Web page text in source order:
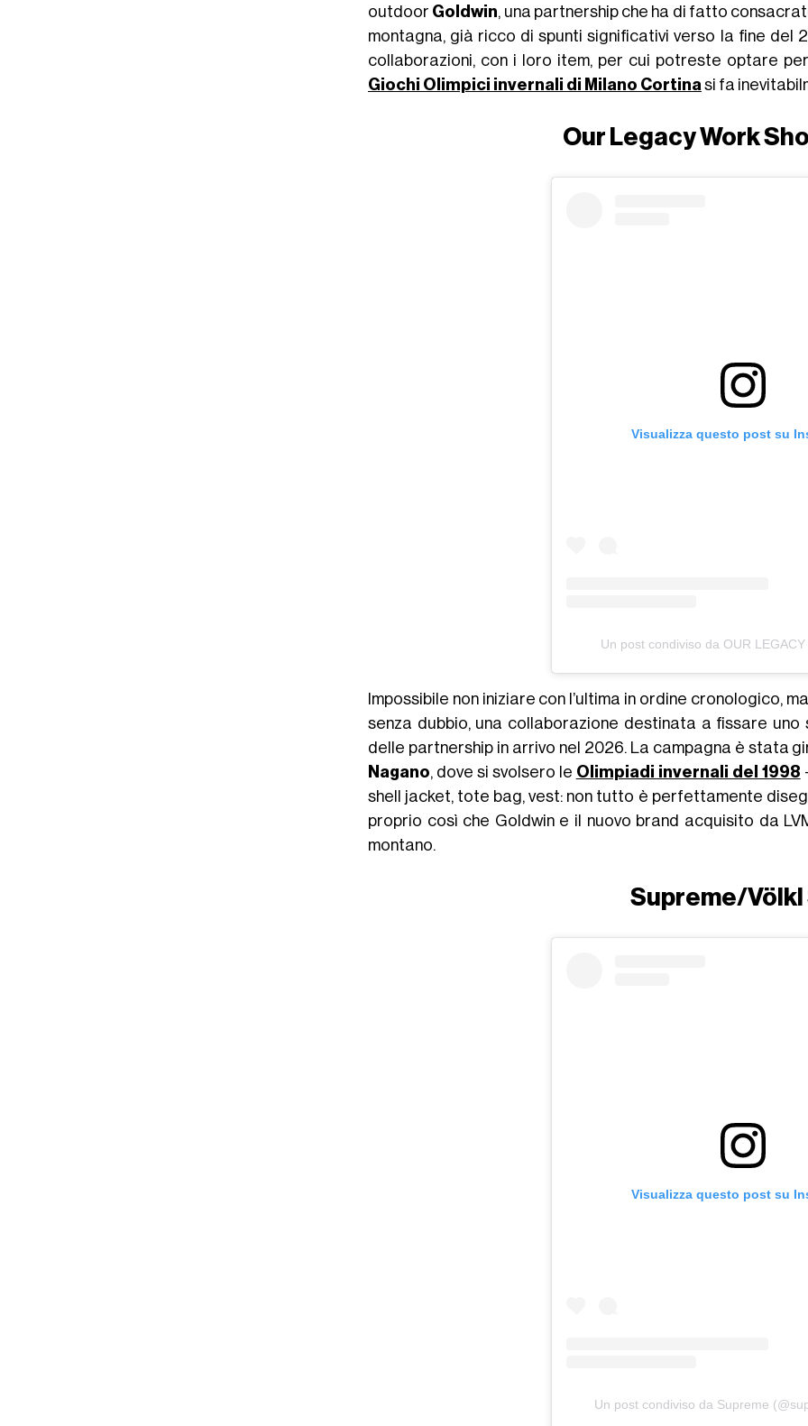
outdoor Goldwin, una partnership che ha di fatto
montagna, già ricco di spunti significativi verso la fine del
collaborazioni, con i loro item, per cui potreste optare
Giochi Olimpici invernali di Milano Cortina si fa
Our Legacy Work
Visualizza questo post su
Un post condiviso da OUR
Impossibile non iniziare con l’ultima in ordine cronologico,
senza dubbio, una collaborazione destinata a fissare
delle partnership in arrivo nel 2026. La campagna è stata
Nagano, dove si svolsero le Olimpiadi invernali del 1998
shell jacket, tote bag, vest: non tutto è perfettamente
proprio così che Goldwin e il nuovo brand acquisito da
montano.
Supreme/Völkl
Visualizza questo post su
Un post condiviso da Supreme